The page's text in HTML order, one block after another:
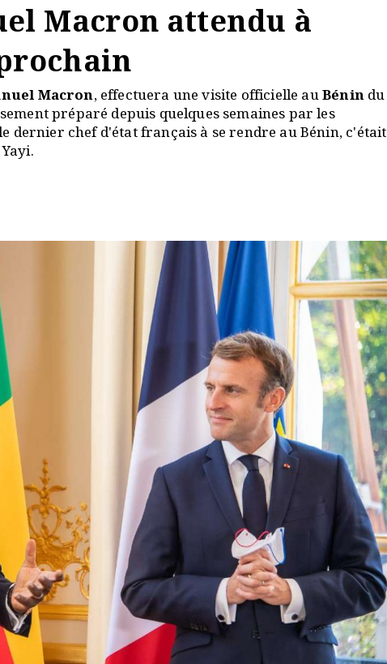
Macron attendu à
Macron, effectuera une visite officielle auBénindu
préparé depuis quelques semaines par les
dernier chef d'état français à se rendre au Bénin, c'était